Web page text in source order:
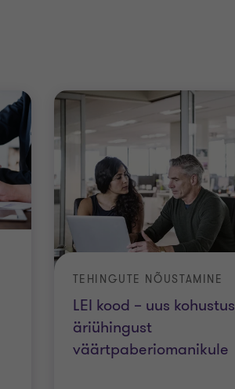
LEI kood – uus kohustus
äriühingust
väärtpaberiomanikule
TEHINGUTE NÕUSTAMINE